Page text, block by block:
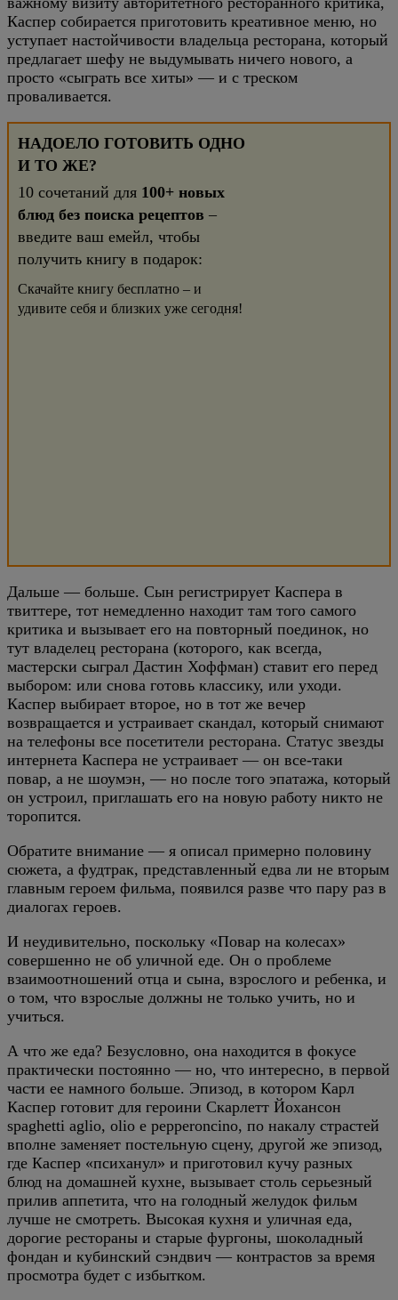
Каспер собирается приготовить креативное меню, но
уступает настойчивости владельца ресторана, который
предлагает шефу не выдумывать ничего нового, а
просто «сыграть все хиты» — и с треском
проваливается.
НАДОЕЛО ГОТОВИТЬ ОДНО
И ТО ЖЕ?
10 сочетаний для 100+ новых
блюд без поиска рецептов –
введите ваш емейл, чтобы
получить книгу в подарок:
Скачайте книгу бесплатно – и
удивите себя и близких уже сегодня!
Дальше — больше. Сын регистрирует Каспера в
твиттере, тот немедленно находит там того самого
критика и вызывает его на повторный поединок, но
тут владелец ресторана (которого, как всегда,
мастерски сыграл Дастин Хоффман) ставит его перед
выбором: или снова готовь классику, или уходи.
Каспер выбирает второе, но в тот же вечер
возвращается и устраивает скандал, который снимают
на телефоны все посетители ресторана. Статус звезды
интернета Каспера не устраивает — он все-таки
повар, а не шоумэн, — но после того эпатажа, который
он устроил, приглашать его на новую работу никто не
торопится.
Обратите внимание — я описал примерно половину
сюжета, а фудтрак, представленный едва ли не вторым
главным героем фильма, появился разве что пару раз в
диалогах героев.
И неудивительно, поскольку «Повар на колесах»
совершенно не об уличной еде. Он о проблеме
взаимоотношений отца и сына, взрослого и ребенка, и
о том, что взрослые должны не только учить, но и
учиться.
А что же еда? Безусловно, она находится в фокусе
практически постоянно — но, что интересно, в первой
части ее намного больше. Эпизод, в котором Карл
Каспер готовит для героини Скарлетт Йохансон
spaghetti aglio, olio e pepperoncino, по накалу страстей
вполне заменяет постельную сцену, другой же эпизод,
где Каспер «психанул» и приготовил кучу разных
блюд на домашней кухне, вызывает столь серьезный
прилив аппетита, что на голодный желудок фильм
лучше не смотреть. Высокая кухня и уличная еда,
дорогие рестораны и старые фургоны, шоколадный
фондан и кубинский сэндвич — контрастов за время
просмотра будет с избытком.